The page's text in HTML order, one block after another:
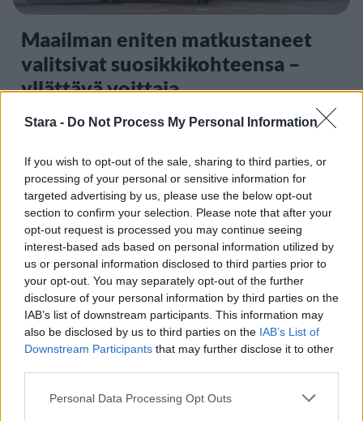
Stara - Do Not Process My Personal Information
If you wish to opt-out of the sale, sharing to third parties, or
processing of your personal or sensitive information for
targeted advertising by us, please use the below opt-out
section to confirm your selection. Please note that after your
opt-out request is processed you may continue seeing
interest-based ads based on personal information utilized by
us or personal information disclosed to third parties prior to
your opt-out. You may separately opt-out of the further
disclosure of your personal information by third parties on the
IAB’s list of downstream participants. This information may
also be disclosed by us to third parties on the IAB’s List of
Downstream Participants that may further disclose it to other
Personal Data Processing Opt Outs
Maailman eniten matkustaneet
valitsivat suosikkikohteensa –
yllättävä voittaja
3
UUTISET
Rikossarja paljastui Turun
nuorukaista